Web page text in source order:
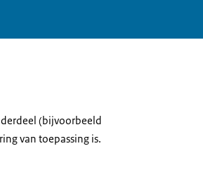
(bijvoorbeeld
van toepassing is.